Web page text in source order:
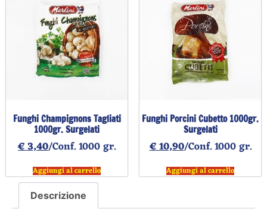
Funghi Champignons Tagliati
1000gr. Surgelati
€3,40/Conf. 1000 gr.
Aggiungi al carrello
Funghi Porcini Cubetto 1000gr.
Surgelati
€10,90/Conf. 1000 gr.
Aggiungi al carrello
Descrizione